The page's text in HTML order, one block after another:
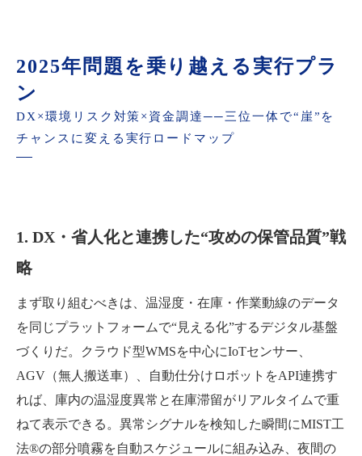
2025年問題を乗り越える実行プラ
ン
DX×環境リスク対策×資金調達──三位一体で“崖”を
チャンスに変える実行ロードマップ
1. DX・省人化と連携した“攻めの保管品質”戦
略
まず取り組むべきは、温湿度・在庫・作業動線のデータ
を同じプラットフォームで“見える化”するデジタル基盤
づくりだ。クラウド型WMSを中心にIoTセンサー、
AGV（無人搬送車）、自動仕分けロボットをAPI連携す
れば、庫内の温湿度異常と在庫滞留がリアルタイムで重
ねて表示できる。異常シグナルを検知した瞬間にMIST工
法®の部分噴霧を自動スケジュールに組み込み、夜間の